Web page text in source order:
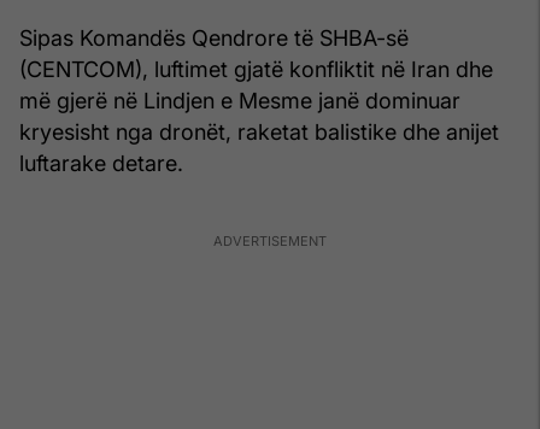
Sipas Komandës Qendrore të SHBA-së
(CENTCOM), luftimet gjatë konfliktit në Iran dhe
më gjerë në Lindjen e Mesme janë dominuar
kryesisht nga dronët, raketat balistike dhe anijet
luftarake detare.